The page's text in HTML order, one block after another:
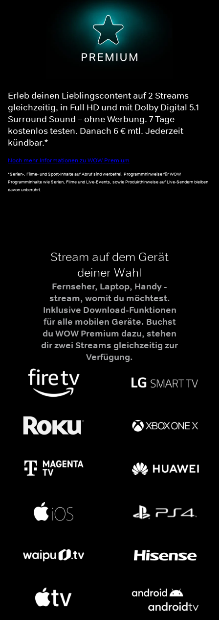
Erleb deinen Lieblingscontent auf 2 Streams
gleichzeitig, in Full HD und mit Dolby Digital 5.1
Surround Sound – ohne Werbung. 7 Tage
kostenlos testen. Danach 6 € mtl. Jederzeit
kündbar.*
Noch mehr Informationen zu WOW Premium
*Serien-, Filme- und Sport-Inhalte auf Abruf sind werbefrei. Programmhinweise für WOW
Programminhalte wie Serien, Filme und Live-Events, sowie Produkthinweise auf Live-Sendern bleiben
davon unberührt.
Stream auf dem Gerät
deiner Wahl
Fernseher, Laptop, Handy -
stream, womit du möchtest.
Inklusive Download-Funktionen
für alle mobilen Geräte. Buchst
du WOW Premium dazu, stehen
dir zwei Streams gleichzeitig zur
Verfügung.